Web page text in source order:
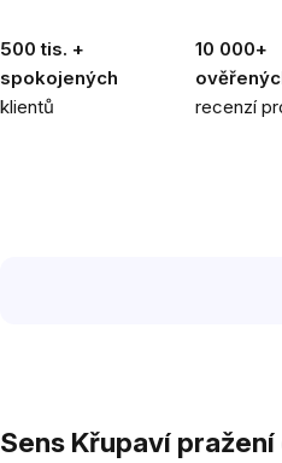
500 tis. +
spokojených
klientů
10 000+
recenzí
Sens Křupaví